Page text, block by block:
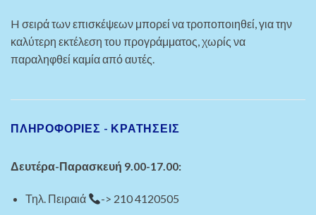
H σειρά των επισκέψεων μπορεί να τροποποιηθεί, για την
καλύτερη εκτέλεση του προγράμματος, χωρίς να
παραληφθεί καμία από αυτές.
ΠΛΗΡΟΦΟΡΙΕΣ - ΚΡΑΤΗΣΕΙΣ
Δευτέρα-Παρασκευή 9.00-17.00:
Τηλ. Πειραιά
-> 210 4120505